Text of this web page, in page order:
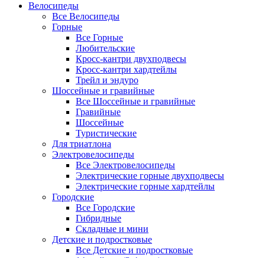
Велосипеды
Все Велосипеды
Горные
Все Горные
Любительские
Кросс-кантри двухподвесы
Кросс-кантри хардтейлы
Трейл и эндуро
Шоссейные и гравийные
Все Шоссейные и гравийные
Гравийные
Шоссейные
Туристические
Для триатлона
Электровелосипеды
Все Электровелосипеды
Электрические горные двухподвесы
Электрические горные хардтейлы
Городские
Все Городские
Гибридные
Складные и мини
Детские и подростковые
Все Детские и подростковые